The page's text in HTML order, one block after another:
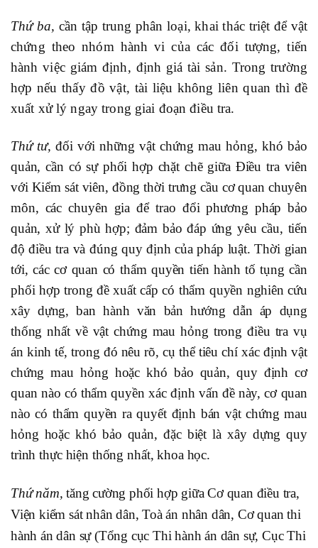
Thứ ba, cần tập trung phân loại, khai thác triệt để vật
chứng theo nhóm hành vi của các đối tượng, tiến
hành việc giám định, định giá tài sản. Trong trường
hợp nếu thấy đồ vật, tài liệu không liên quan thì đề
xuất xử lý ngay trong giai đoạn điều tra.
Thứ tư,đối với những vật chứng mau hỏng, khó bảo
quản, cần có sự phối hợp chặt chẽ giữa Điều tra viên
với Kiểm sát viên, đồng thời trưng cầu cơ quan chuyên
môn, các chuyên gia để trao đổi phương pháp bảo
quản, xử lý phù hợp; đảm bảo đáp ứng yêu cầu, tiến
độ điều tra và đúng quy định của pháp luật. Thời gian
tới, các cơ quan có thẩm quyền tiến hành tố tụng cần
phối hợp trong đề xuất cấp có thẩm quyền nghiên cứu
xây dựng, ban hành văn bản hướng dẫn áp dụng
thống nhất về vật chứng mau hỏng trong điều tra vụ
án kinh tế, trong đó nêu rõ, cụ thể tiêu chí xác định vật
chứng mau hỏng hoặc khó bảo quản, quy định cơ
quan nào có thẩm quyền xác định vấn đề này, cơ quan
nào có thẩm quyền ra quyết định bán vật chứng mau
hỏng hoặc khó bảo quản, đặc biệt là xây dựng quy
trình thực hiện thống nhất, khoa học.
Thứ năm, tăng cường phối hợp giữa Cơ quan điều tra,
Viện kiểm sát nhân dân, Toà án nhân dân, Cơ quan thi
hành án dân sự (Tổng cục Thi hành án dân sự, Cục Thi